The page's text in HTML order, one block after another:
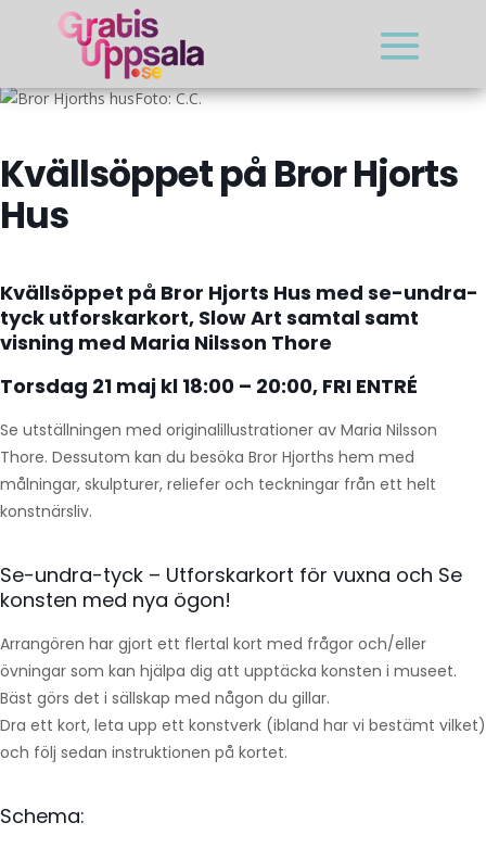
Foto: C.C.
Kvällsöppet på Bror Hjorts
Hus
Kvällsöppet på Bror Hjorts Hus med se-undra-
tyck utforskarkort, Slow Art samtal samt
visning med Maria Nilsson Thore
Torsdag 21 maj kl 18:00 – 20:00, FRI ENTRÉ
Se utställningen med originalillustrationer av Maria Nilsson
Thore. Dessutom kan du besöka Bror Hjorths hem med
målningar, skulpturer, reliefer och teckningar från ett helt
konstnärsliv.
Se-undra-tyck – Utforskarkort för vuxna och Se
konsten med nya ögon!
Arrangören har gjort ett flertal kort med frågor och/eller
övningar som kan hjälpa dig att upptäcka konsten i museet.
Bäst görs det i sällskap med någon du gillar.
Dra ett kort, leta upp ett konstverk (ibland har vi bestämt vilket)
och följ sedan instruktionen på kortet.
Schema: